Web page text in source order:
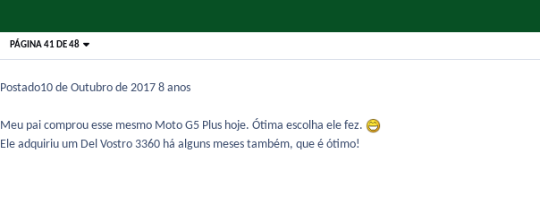
PÁGINA 41 DE 48
Postado10 de Outubro de 2017 8 anos
Meu pai comprou esse mesmo Moto G5 Plus hoje. Ótima escolha ele fez.
Ele adquiriu um Del Vostro 3360 há alguns meses também, que é ótimo!